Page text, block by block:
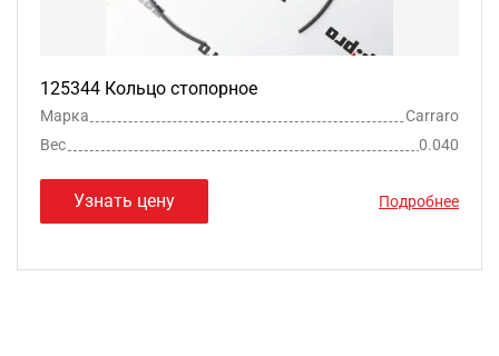
125344 Кольцо стопорное
Марка
Carraro
Вес
0.040
Узнать цену Подробнее